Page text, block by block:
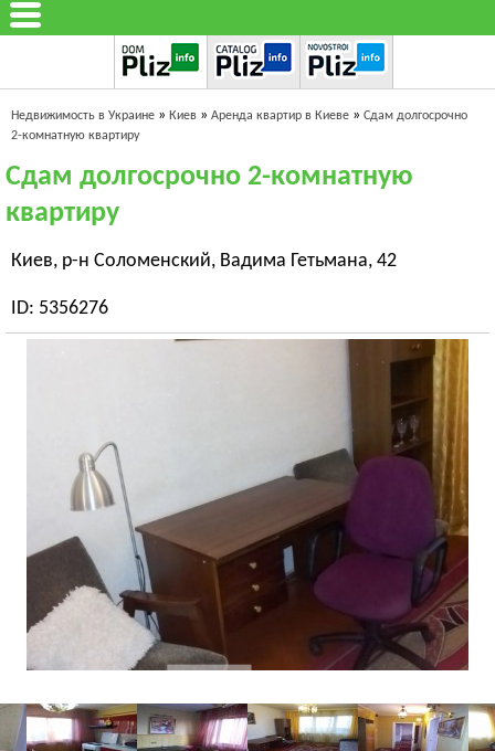
Недвижимость в Украине » Киев » Аренда квартир в Киеве » Сдам долгосрочно
2-комнатную квартиру
Сдам долгосрочно 2-комнатную
квартиру
Киев, р-н Соломенский, Вадима Гетьмана, 42
ID: 5356276